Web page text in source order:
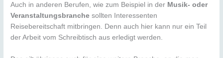
Auch in anderen Berufen, wie zum Beispiel in der Musik- oder
Veranstaltungsbranche sollten Interessenten
Reisebereitschaft mitbringen. Denn auch hier kann nur ein Teil
der Arbeit vom Schreibtisch aus erledigt werden.